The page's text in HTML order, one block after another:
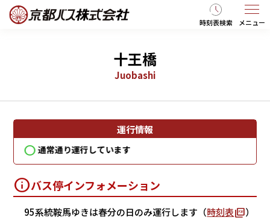
時刻表検索 メニュー
十王橋
Juobashi
運行情報
通常通り運行しています
バス停インフォメーション
95系統鞍馬ゆきは春分の日のみ運行します（時刻表
）